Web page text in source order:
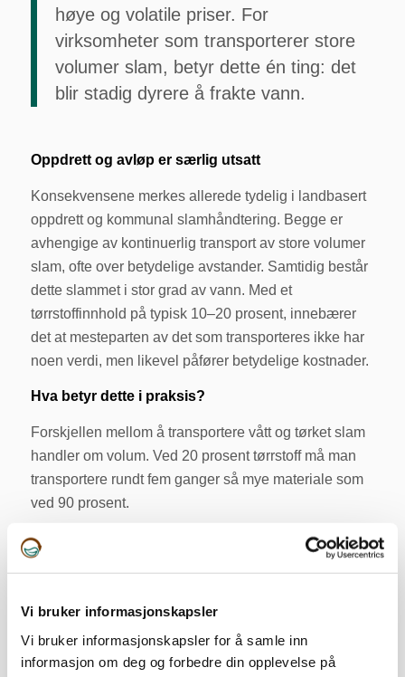
Vi bruker informasjonskapsler
Vi bruker informasjonskapsler for å samle inn
informasjon om deg og forbedre din opplevelse på
høye og volatile priser. For
virksomheter som transporterer store
volumer slam, betyr dette én ting: det
blir stadig dyrere å frakte vann.
Oppdrett og avløp er særlig utsatt
Konsekvensene merkes allerede tydelig i landbasert
oppdrett og kommunal slamhåndtering. Begge er
avhengige av kontinuerlig transport av store volumer
slam, ofte over betydelige avstander. Samtidig består
dette slammet i stor grad av vann. Med et
tørrstoffinnhold på typisk 10–20 prosent, innebærer
det at mesteparten av det som transporteres ikke har
noen verdi, men likevel påfører betydelige kostnader.
Hva betyr dette i praksis?
Forskjellen mellom å transportere vått og tørket slam
handler om volum. Ved 20 prosent tørrstoff må man
transportere rundt fem ganger så mye materiale som
ved 90 prosent.
Når drivstoffprisene øker, slår dette direkte ut.
Kostnaden for å transportere vått slam blir raskt flere
slam. For anlegg med større volumer betyr dette
betydelige utslag, fra flere hundre tusen til over én
million kroner årlig i rene drivstoffkostnader.